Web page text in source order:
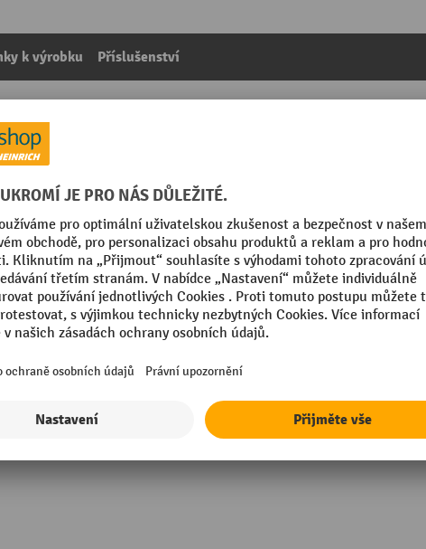
k výrobku Příslušenství
tlumení, 55 litrů, hliník, modrá
Bezpečnostní odpadkové koše
Segmentu
Výška
Značka